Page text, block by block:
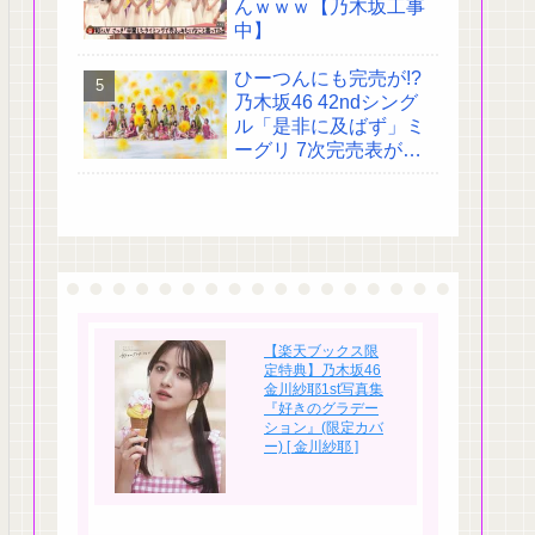
んｗｗｗ【乃木坂工事
中】
ひーつんにも完売が!?
乃木坂46 42ndシング
ル「是非に及ばず」ミ
ーグリ 7次完売表がこ
【楽天ブックス限
定特典】乃木坂46
金川紗耶1st写真集
『好きのグラデー
ション』(限定カバ
ー) [ 金川紗耶 ]